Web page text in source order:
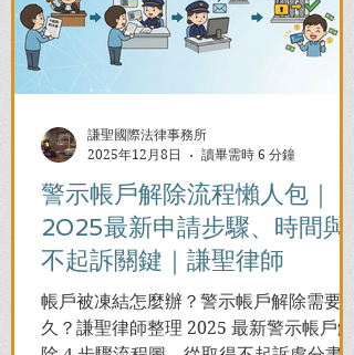
警示帳戶解除流程懶人包｜
2025最新申請步驟、時間與
不起訴關鍵｜謙聖律師
帳戶被凍結怎麼辦？警示帳戶解除需要多
久？謙聖律師整理 2025 最新警示帳戶解
謙聖國際法律事務所
2025年12月8日
讀畢需時 6 分鐘